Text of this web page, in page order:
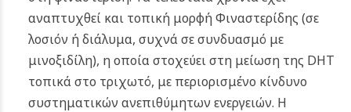
αναπτυχθεί και τοπική μορφή Φιναστερίδης (σε
λοσιόν ή διάλυμα, συχνά σε συνδυασμό με
μινοξιδίλη), η οποία στοχεύει στη μείωση της DHT
τοπικά στο τριχωτό, με περιορισμένο κίνδυνο
συστηματικών ανεπιθύμητων ενεργειών. Η